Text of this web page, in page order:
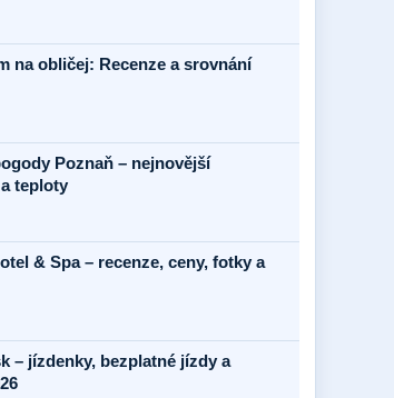
na obličej: Recenze a srovnání
Poznaň – nejnovější
teploty
& Spa – recenze, ceny, fotky a
– jízdenky, bezplatné jízdy a